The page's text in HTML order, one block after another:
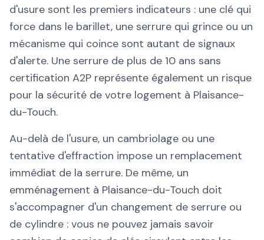
d'usure sont les premiers indicateurs : une clé qui
force dans le barillet, une serrure qui grince ou un
mécanisme qui coince sont autant de signaux
d'alerte. Une serrure de plus de 10 ans sans
certification A2P représente également un risque
pour la sécurité de votre logement à Plaisance-
du-Touch.
Au-delà de l'usure, un cambriolage ou une
tentative d'effraction impose un remplacement
immédiat de la serrure. De même, un
emménagement à Plaisance-du-Touch doit
s'accompagner d'un changement de serrure ou
de cylindre : vous ne pouvez jamais savoir